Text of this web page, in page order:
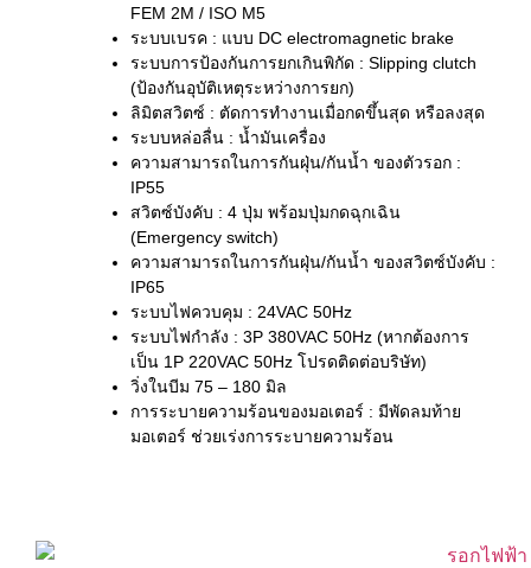
FEM 2M / ISO M5
ระบบเบรค : แบบ DC electromagnetic brake
ระบบการป้องกันการยกเกินพิกัด : Slipping clutch
(ป้องกันอุบัติเหตุระหว่างการยก)
ลิมิตสวิตซ์ : ตัดการทำงานเมื่อกดขึ้นสุด หรือลงสุด
ระบบหล่อลื่น : น้ำมันเครื่อง
ความสามารถในการกันฝุ่น/กันน้ำ ของตัวรอก :
IP55
สวิตซ์บังคับ : 4 ปุ่ม พร้อมปุ่มกดฉุกเฉิน
(Emergency switch)
ความสามารถในการกันฝุ่น/กันน้ำ ของสวิตซ์บังคับ :
IP65
ระบบไฟควบคุม : 24VAC 50Hz
ระบบไฟกำลัง : 3P 380VAC 50Hz (หากต้องการ
เป็น 1P 220VAC 50Hz โปรดติดต่อบริษัท)
วิ่งในบีม 75 – 180 มิล
การระบายความร้อนของมอเตอร์ : มีพัดลมท้าย
มอเตอร์ ช่วยเร่งการระบายความร้อน